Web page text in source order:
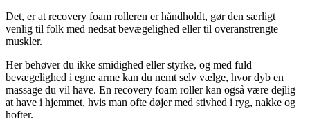
Det, er at recovery foam rolleren er håndholdt, gør den særligt
venlig til folk med nedsat bevægelighed eller til overanstrengte
muskler.
Her behøver du ikke smidighed eller styrke, og med fuld
bevægelighed i egne arme kan du nemt selv vælge, hvor dyb en
massage du vil have. En recovery foam roller kan også være dejlig
at have i hjemmet, hvis man ofte døjer med stivhed i ryg, nakke og
hofter.